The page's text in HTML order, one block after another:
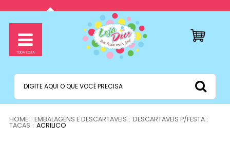
EMBALAGENS E DESCARTAVEIS DESCARTAVEIS P/FESTA
TACAS ACRILICO